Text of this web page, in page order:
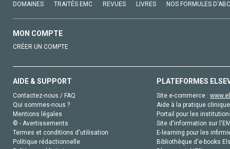
DOMAINES TRAITÉS EMC REVUES LIVRES NOS FORMULES
MON COMPTE
CRÉER UN COMPTE
AIDE & SUPPORT
Contactez-nous / FAQ
Qui sommes-nous ?
Mentions légales
© - Avertissements
Termes et conditions d'utilisation
Politique rédactionnelle
PLATEFORMES
Site e-commerce :
Aide à la pratique
Portail pour les
Site d'information sur
E-learning pour les
Bibliothèque d'e-books